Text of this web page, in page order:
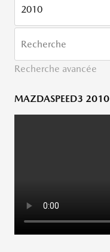
Recherche avancée
MAZDASPEED3 2010